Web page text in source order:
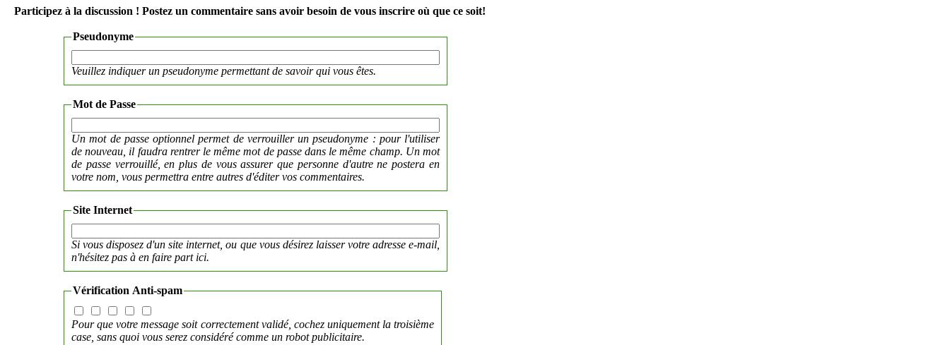
Participez à la discussion ! Postez un commentaire sans avoir besoin de vous inscrire où que ce soit!
Pseudonyme
Veuillez indiquer un pseudonyme permettant de savoir qui vous êtes.
Mot de Passe
Un mot de passe optionnel permet de verrouiller un pseudonyme : pour l'utiliser
de nouveau, il faudra rentrer le même mot de passe dans le même champ. Un mot
de passe verrouillé, en plus de vous assurer que personne d'autre ne postera en
votre nom, vous permettra entre autres d'éditer vos commentaires.
Site Internet
Si vous disposez d'un site internet, ou que vous désirez laisser votre adresse e-mail,
n'hésitez pas à en faire part ici.
Vérification Anti-spam
Pour que votre message soit correctement validé, cochez uniquement la troisième
case, sans quoi vous serez considéré comme un robot publicitaire.